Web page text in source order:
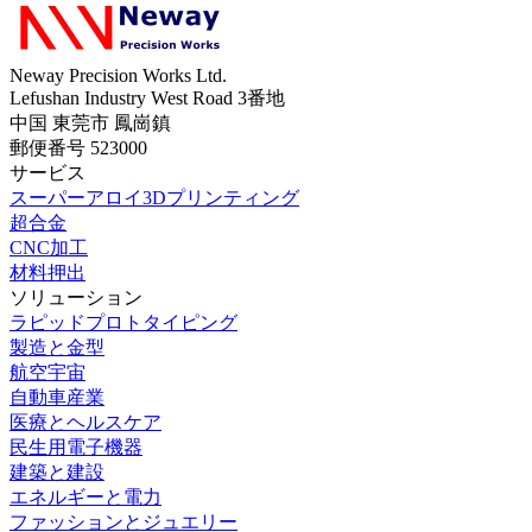
Neway Precision Works Ltd.
Lefushan Industry West Road 3番地
中国 東莞市 鳳崗鎮
郵便番号 523000
サービス
スーパーアロイ3Dプリンティング
超合金
CNC加工
材料押出
ソリューション
ラピッドプロトタイピング
製造と金型
航空宇宙
自動車産業
医療とヘルスケア
民生用電子機器
建築と建設
エネルギーと電力
ファッションとジュエリー